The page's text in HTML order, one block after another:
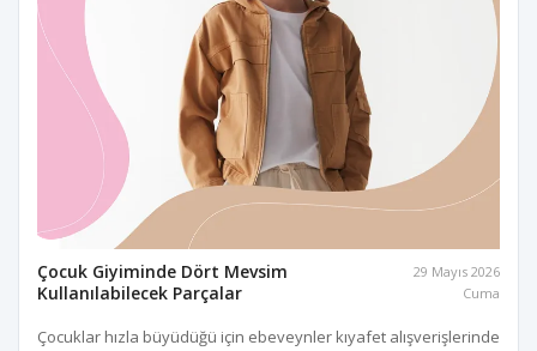
Çocuk Giyiminde Dört Mevsim
Kullanılabilecek Parçalar
29 Mayıs 2026
Cuma
Çocuklar hızla büyüdüğü için ebeveynler kıyafet alışverişlerinde